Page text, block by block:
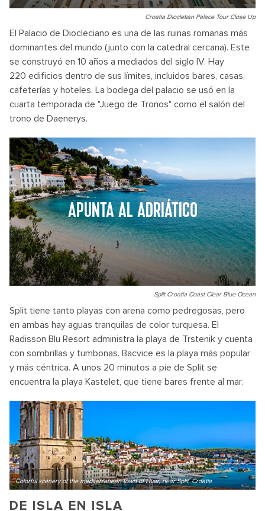
Croatia Diocletian Palace Tour Close Up
El Palacio de Diocleciano es una de las ruinas romanas más
dominantes del mundo (junto con la catedral cercana). Este
se construyó en 10 años a mediados del siglo IV. Hay
220 edificios dentro de sus límites, incluidos bares, casas,
cafeterías y hoteles. La bodega del palacio se usó en la
cuarta temporada de "Juego de Tronos" como el salón del
trono de Daenerys.
APUNTA AL ADRIÁTICO
Split Croatia Coast Clear Blue Ocean
Split tiene tanto playas con arena como pedregosas, pero
en ambas hay aguas tranquilas de color turquesa. El
Radisson Blu Resort administra la playa de Trstenik y cuenta
con sombrillas y tumbonas. Bacvice es la playa más popular
y más céntrica. A unos 20 minutos a pie de Split se
encuentra la playa Kastelet, que tiene bares frente al mar.
Colorful scenery of the mediterranean town of Hvar, near Split, Croatia
DE ISLA EN ISLA